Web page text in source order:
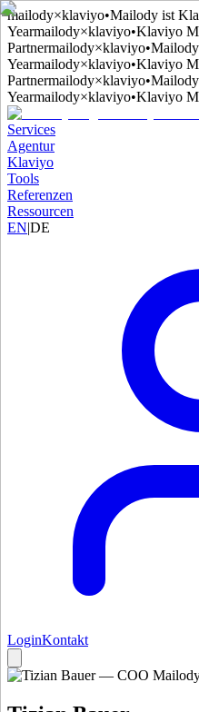
mailody×klaviyo•Mailody ist
Yearmailody×klaviyo•Klaviyo
Partnermailody×klaviyo•
Yearmailody×klaviyo•Klaviyo
Partnermailody×klaviyo•
Yearmailody×klaviyo•Klaviyo
Services
Agentur
Klaviyo
Tools
Referenzen
Ressourcen
EN|DE
LoginKontakt